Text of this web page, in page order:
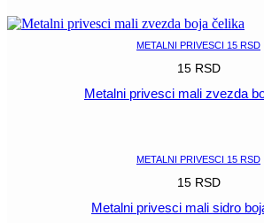
METALNI PRIVESCI 15 RSD
15 RSD
Metalni privesci mali zvezda
METALNI PRIVESCI 15 RSD
15 RSD
Metalni privesci mali sidro